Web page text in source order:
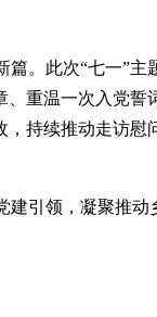
篇。此次“七一”
、重温一次入党
，持续推动走访
引领，凝聚推动